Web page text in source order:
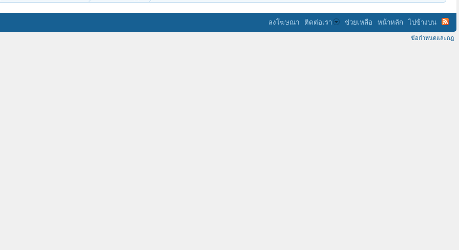
ลงโฆษณา ติดต่อเรา ช่วยเหลือ หน้าหลัก ไปข้างบน
ข้อกำหนดและกฎ